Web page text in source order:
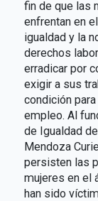
fin de que las
enfrentan en
igualdad y la
derechos
erradicar por
exigir a sus
condición
empleo. Al
de Igualdad
Mendoza
persisten las
mujeres en el
han sido